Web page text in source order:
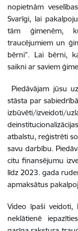
nopietnām
Svarīgi, lai
tām ģimenēm,
traucējumiem un
bērni”. Lai bērni,
saikni ar saviem
Piedāvājam jūsu
stāsta par
izbūvēti/izveidoti/
atbalstu, reģistrēti
savu darbību.
citu finansējumu
līdz 2023. gada
apmaksātus
Video īpaši
neklātienē